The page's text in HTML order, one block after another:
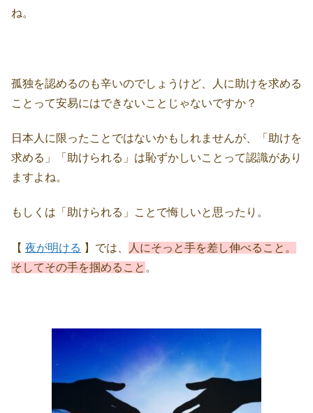
ね。
孤独を認めるのも辛いのでしょうけど、人に助けを求める
ことって安易にはできないことじゃないですか？
日本人に限ったことではないかもしれませんが、「助けを
求める」「助けられる」は恥ずかしいことって認識があり
ますよね。
もしくは「助けられる」ことで悔しいと思ったり。
【 夜が明ける 】では、
人にそっと手を差し伸べること。
そしてその手を掴めること 。